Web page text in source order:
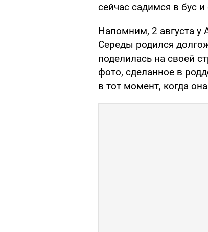
сейчас садимся в бус
Напомним, 2 августа у
Середы родился
поделилась на своей
фото, сделанное в
в тот момент, когда